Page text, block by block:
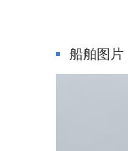
船舶图片